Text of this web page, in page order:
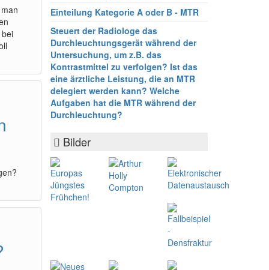
Einteilung Kategorie A oder B - MTR
Steuert der Radiologe das
Durchleuchtungsgerät während der
Untersuchung, um z.B. das
Kontrastmittel zu verfolgen? Ist das
eine ärztliche Leistung, die an MTR
delegiert werden kann? Welche
Aufgaben hat die MTR während der
Durchleuchtung?
Bilder